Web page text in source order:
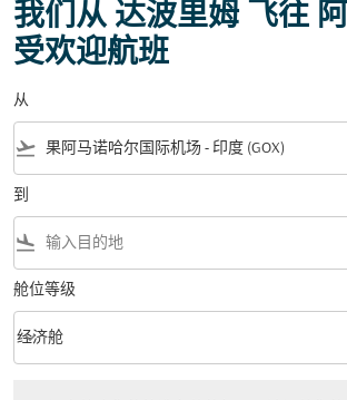
我们从 达波里姆 飞往
受欢迎航班
从
flight_takeoff
到
flight_land
舱位等级
舱位等级 option 经济舱 Selected
经济舱
keyboard_arrow_down